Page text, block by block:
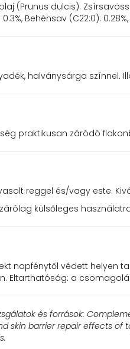
(Prunus dulcis).
Behénsav (C22:0):
halványsárga színnel.
praktikusan záródó
reggel és/vagy este.
külsőleges
napfénytől védett helyen
Eltarthatóság: a
és források:
skin barrier repair effects of